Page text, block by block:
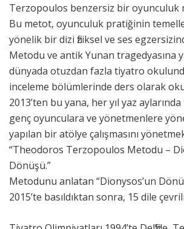
Terzopoulos benzersiz bir oyunculuk
Bu metot, oyunculuk pratiğinin
yönelik bir dizi fiziksel ve ses
Metodu ve antik Yunan tragedyasına
dünyada otuzdan fazla tiyatro
inceleme bölümlerinde ders olarak
2013’ten bu yana, her yıl yaz
genç oyunculara ve yönetmenlere
yapılan bir atölye çalışmasını
“Theodoros Terzopoulos Metodu –
Dönüşü.”
Metodunu anlatan “Dionysos’un
2015’te basıldıktan sonra, 15 dile